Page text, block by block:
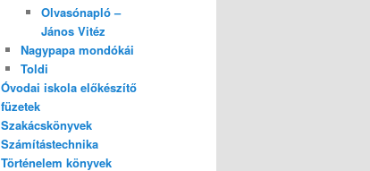
Olvasónapló –
János Vitéz
Nagypapa mondókái
Toldi
Óvodai iskola előkészítő
füzetek
Szakácskönyvek
Számítástechnika
Történelem könyvek